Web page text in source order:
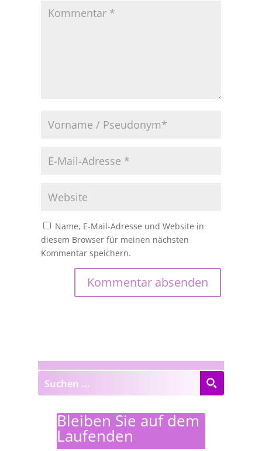
Name, E-Mail-Adresse und Website in
diesem Browser für meinen nächsten
Kommentar speichern.
Bleiben Sie auf dem
Laufenden